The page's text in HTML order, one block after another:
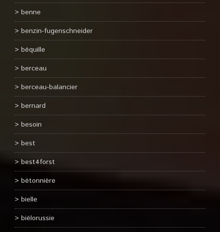
benne
benzin-fugenschneider
béquille
berceau
berceau-balancier
bernard
besoin
best
best4forst
bétonnière
bielle
biélorussie